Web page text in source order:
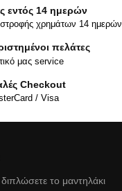
εντός 14 ημερών
χρημάτων 14 ημερών
πελάτες
μας service
Checkout
/ Visa
το μαντηλάκι